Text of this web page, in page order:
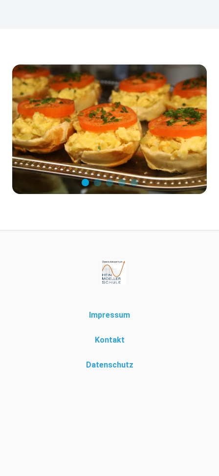
Impressum
Kontakt
Datenschutz